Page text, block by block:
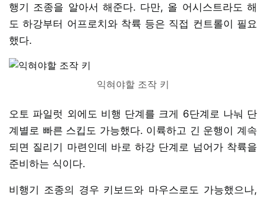
행기 조종을 알아서 해준다. 다만, 올 어시스트라도 해
도 하강부터 어프로치와 착륙 등은 직접 컨트롤이 필요
했다.
익혀야할 조작 키
오토 파일럿 외에도 비행 단계를 크게 6단계로 나눠 단
계별로 빠른 스킵도 가능했다. 이륙하고 긴 운행이 계속
되면 질리기 마련인데 바로 하강 단계로 넘어가 착륙을
준비하는 식이다.
비행기 조종의 경우 키보드와 마우스로도 가능했으나,